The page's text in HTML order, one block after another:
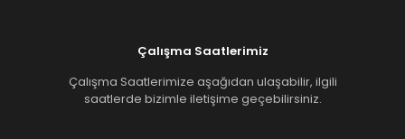
Çalışma Saatlerimiz
Çalışma Saatlerimize aşağıdan ulaşabilir, ilgili
saatlerde bizimle iletişime geçebilirsiniz.